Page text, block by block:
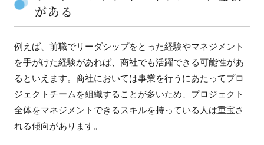
がある
例えば、前職でリーダシップをとった経験やマネジメント
を手がけた経験があれば、商社でも活躍できる可能性があ
るといえます。商社においては事業を行うにあたってプロ
ジェクトチームを組織することが多いため、プロジェクト
全体をマネジメントできるスキルを持っている人は重宝さ
れる傾向があります。